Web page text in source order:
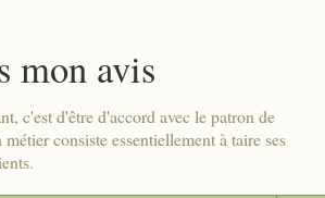
mon avis
c'est d'être d'accord avec le patron de
consiste essentiellement à taire ses